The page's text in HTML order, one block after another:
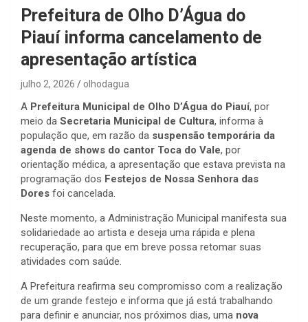
Prefeitura de Olho D’Água do
Piauí informa cancelamento de
apresentação artística
julho 2, 2026 olhodagua
A Prefeitura Municipal de Olho D’Água do Piauí, por
meio da Secretaria Municipal de Cultura, informa à
população que, em razão da suspensão temporária da
agenda de shows do cantor Toca do Vale, por
orientação médica, a apresentação que estava prevista na
programação dos Festejos de Nossa Senhora das
Dores foi cancelada.
Neste momento, a Administração Municipal manifesta sua
solidariedade ao artista e deseja uma rápida e plena
recuperação, para que em breve possa retomar suas
atividades com saúde.
A Prefeitura reafirma seu compromisso com a realização
de um grande festejo e informa que já está trabalhando
para definir e anunciar, nos próximos dias, uma nova